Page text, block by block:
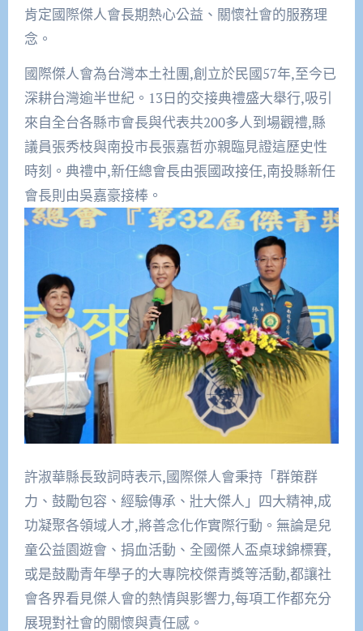
肯定國際傑人會長期熱心公益、關懷社會的服務理
念。
國際傑人會為台灣本土社團,創立於民國57年,至今已
深耕台灣逾半世紀。13日的交接典禮盛大舉行,吸引
來自全台各縣市會長與代表共200多人到場觀禮,縣
議員張秀枝與南投市長張嘉哲亦親臨見證這歷史性
時刻。典禮中,新任總會長由張國政接任,南投縣新任
會長則由吳嘉豪接棒。
許淑華縣長致詞時表示,國際傑人會秉持「群策群
力、鼓勵包容、經驗傳承、壯大傑人」四大精神,成
功凝聚各領域人才,將善念化作實際行動。無論是兒
童公益園遊會、捐血活動、全國傑人盃桌球錦標賽,
或是鼓勵青年學子的大專院校傑青獎等活動,都讓社
會各界看見傑人會的熱情與影響力,每項工作都充分
展現對社會的關懷與責任感。